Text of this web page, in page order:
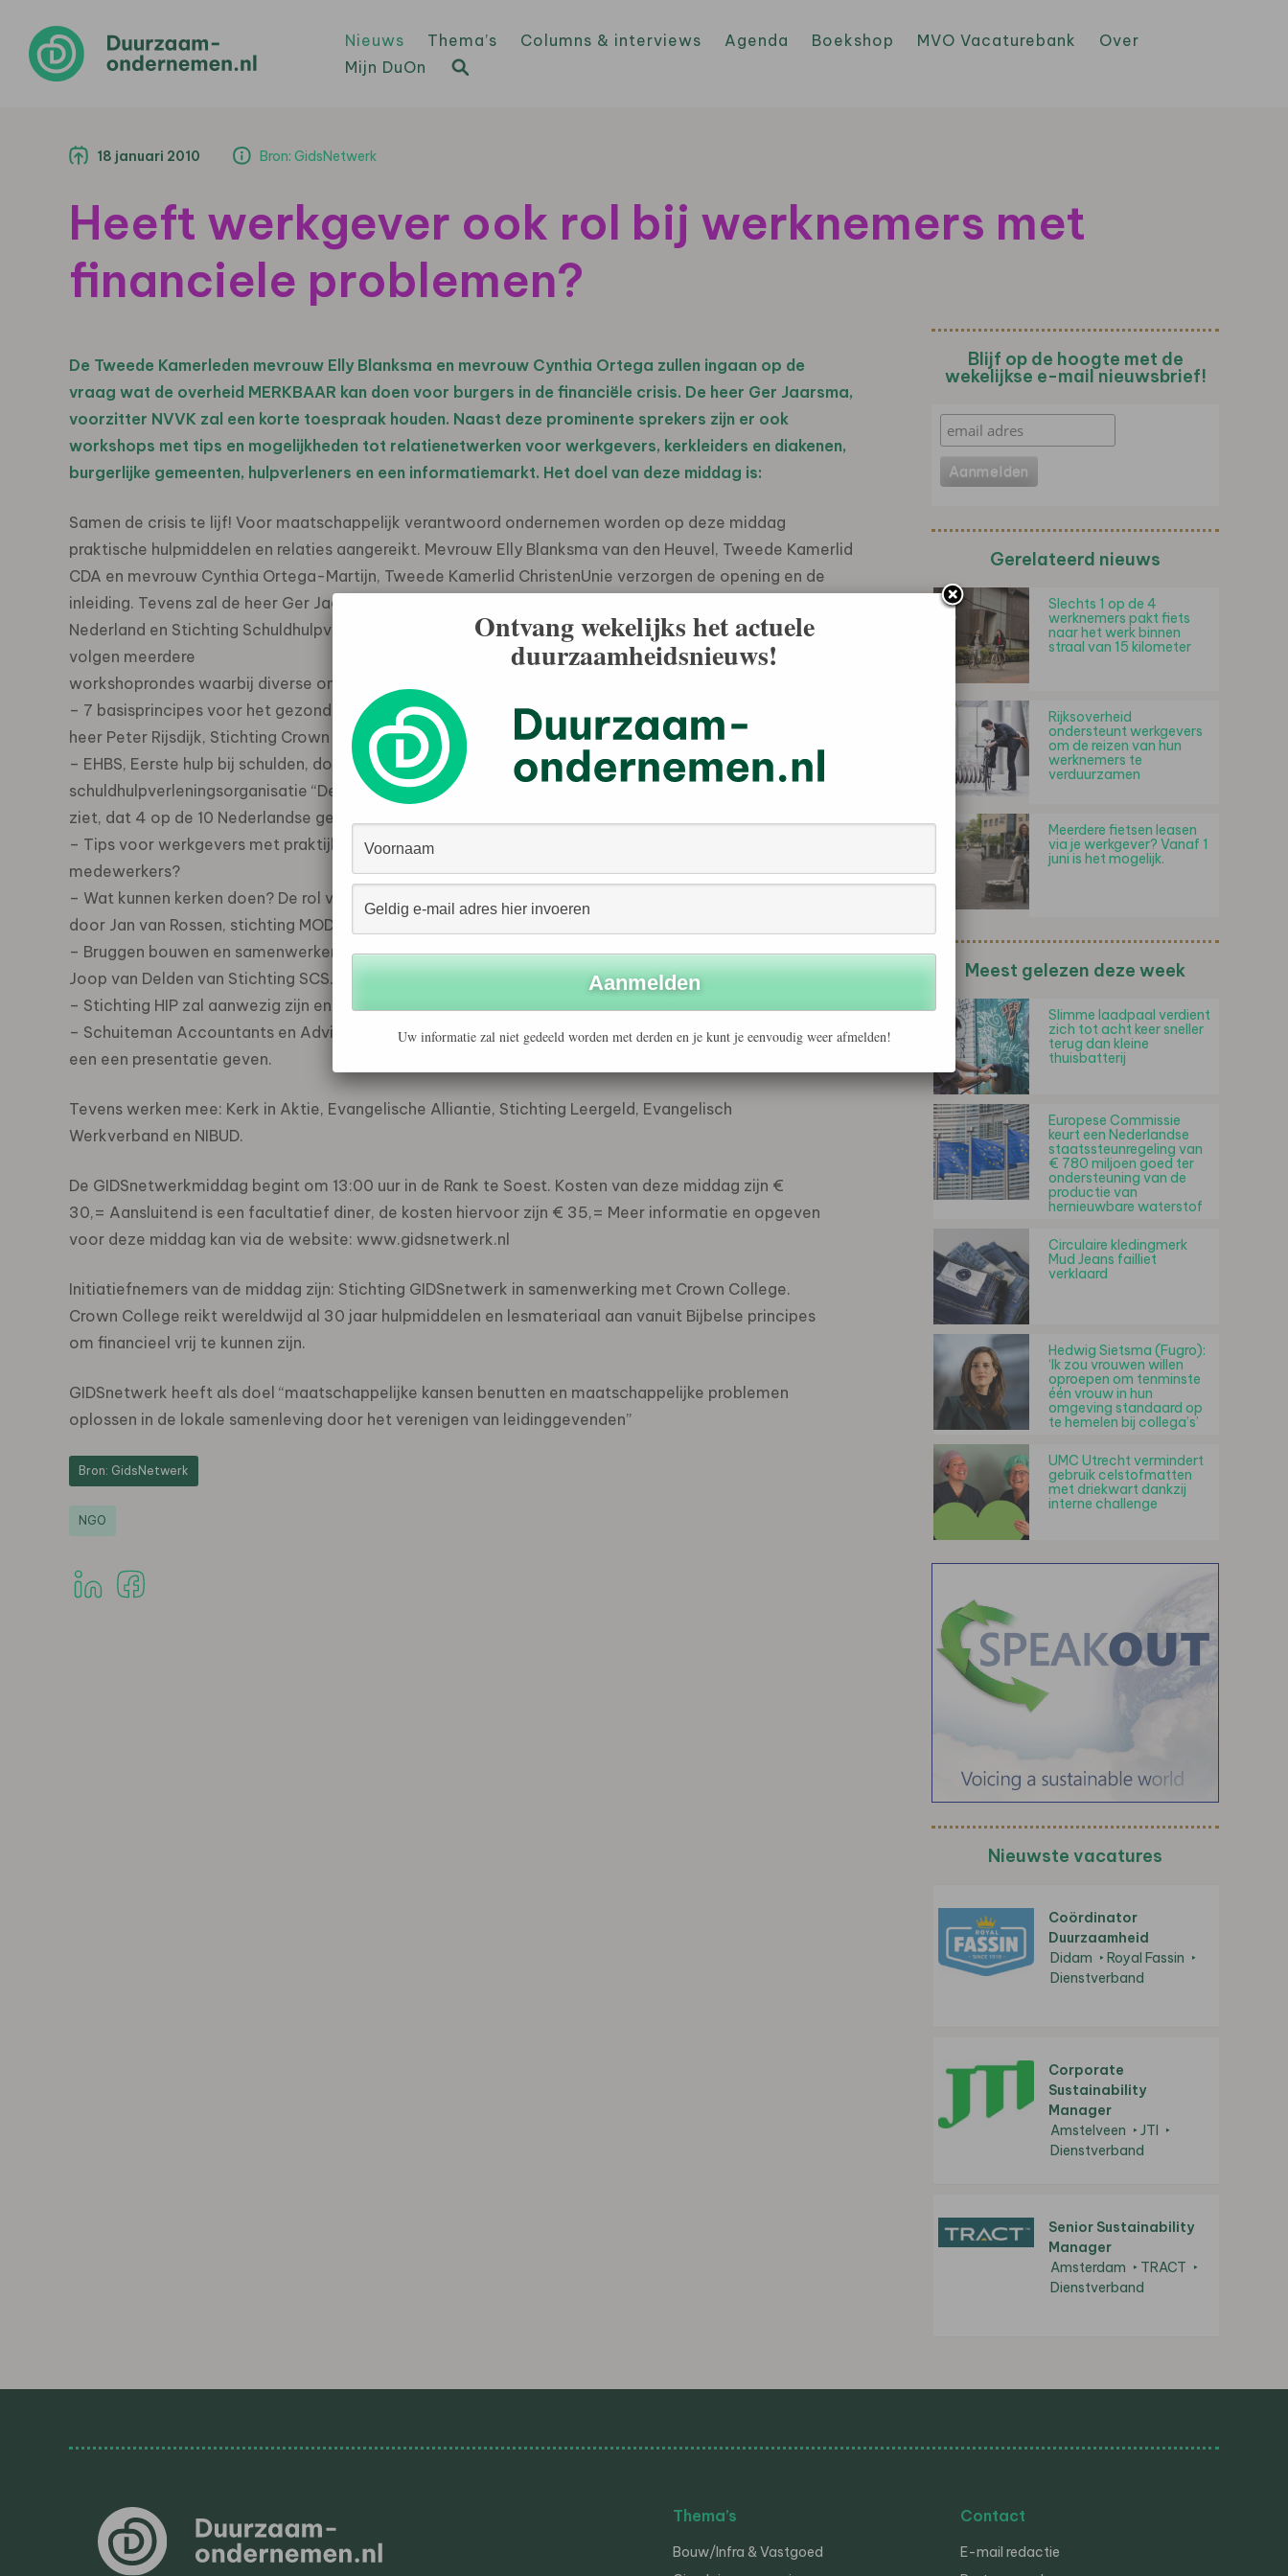
Nieuws Thema’s Columns & interviews Agenda Boekshop MVO Vacaturebank
Over
Mijn DuOn
18 januari 2010 Bron: GidsNetwerk
Heeft werkgever ook rol bij werknemers met
financiele problemen?
De Tweede Kamerleden mevrouw Elly Blanksma en mevrouw Cynthia Ortega zullen ingaan op de
vraag wat de overheid MERKBAAR kan doen voor burgers in de financiële crisis. De heer Ger Jaarsma,
voorzitter NVVK zal een korte toespraak houden. Naast deze prominente sprekers zijn er ook
workshops met tips en mogelijkheden tot relatienetwerken voor werkgevers, kerkleiders en diakenen,
burgerlijke gemeenten, hulpverleners en een informatiemarkt. Het doel van deze middag is:
Samen de crisis te lijf! Voor maatschappelijk verantwoord ondernemen worden op deze middag
praktische hulpmiddelen en relaties aangereikt. Mevrouw Elly Blanksma van den Heuvel, Tweede Kamerlid
CDA en mevrouw Cynthia Ortega-Martijn, Tweede Kamerlid ChristenUnie verzorgen de opening en de
inleiding. Tevens zal de heer Ger Jaarsma, voorzitter NVVK en directeur-bestuurder van de Kredietbank
Nederland en Stichting Schuldhulpverlening voor Ondernemers, een toespraak houden. Aansluitend
volgen meerdere
workshoprondes waarbij diverse onderwerpen aan bod komen:
– 7 basisprincipes voor het gezond managen van je eigen geld en bezit: “Jouw Geld Telt “, door de
heer Peter Rijsdijk, Stichting Crown Nederland.
– EHBS, Eerste hulp bij schulden, door de heer Peter Kuijpers, directeur van de landelijke
schuldhulpverleningsorganisatie “De Budgetteer”. Dit thema is actueel, wanneer men aan de cijfers
ziet, dat 4 op de 10 Nederlandse gezinnen momenteel niet met het budget rond blijkt te komen.
– Tips voor werkgevers met praktijkvoorbeelden: hoe kun je financieel betrokken zijn bij je
medewerkers?
– Wat kunnen kerken doen? De rol van een “Budget Buddy”, een getrainde vrijwilliger vanuit de kerk
door Jan van Rossen, stichting MODUS VIVENDI
– Bruggen bouwen en samenwerken in financiële crisis tussen overheden en kerken, door de heer
Joop van Delden van Stichting SCS.
– Stichting HIP zal aanwezig zijn en een presentatie geven.
– Schuiteman Accountants en Adviseurs zal in samenwerking met Gabriël Financiële Bescherming
een een presentatie geven.
Tevens werken mee: Kerk in Aktie, Evangelische Alliantie, Stichting Leergeld, Evangelisch
Werkverband en NIBUD.
De GIDSnetwerkmiddag begint om 13:00 uur in de Rank te Soest. Kosten van deze middag zijn €
30,= Aansluitend is een facultatief diner, de kosten hiervoor zijn € 35,= Meer informatie en opgeven
voor deze middag kan via de website: www.gidsnetwerk.nl
Initiatiefnemers van de middag zijn: Stichting GIDSnetwerk in samenwerking met Crown College.
Crown College reikt wereldwijd al 30 jaar hulpmiddelen en lesmateriaal aan vanuit Bijbelse principes
om financieel vrij te kunnen zijn.
GIDSnetwerk heeft als doel “maatschappelijke kansen benutten en maatschappelijke problemen
oplossen in de lokale samenleving door het verenigen van leidinggevenden”
Bron: GidsNetwerk
NGO
Blijf op de hoogte met de
wekelijkse e-mail nieuwsbrief!
Gerelateerd nieuws
Slechts 1 op de 4
werknemers pakt fiets
naar het werk binnen
straal van 15 kilometer
Rijksoverheid
ondersteunt werkgevers
om de reizen van hun
werknemers te
verduurzamen
Meerdere fietsen leasen
via je werkgever? Vanaf 1
juni is het mogelijk.
Meest gelezen deze week
Slimme laadpaal verdient
zich tot acht keer sneller
terug dan kleine
thuisbatterij
Europese Commissie
keurt een Nederlandse
staatssteunregeling van
€ 780 miljoen goed ter
ondersteuning van de
productie van
hernieuwbare waterstof
Circulaire kledingmerk
Mud Jeans failliet
verklaard
Hedwig Sietsma (Fugro):
‘Ik zou vrouwen willen
oproepen om tenminste
één vrouw in hun
omgeving standaard op
te hemelen bij collega’s’
UMC Utrecht vermindert
gebruik celstofmatten
met driekwart dankzij
interne challenge
Nieuwste vacatures
Coördinator
Duurzaamheid
Didam
Royal Fassin
Dienstverband
Corporate
Sustainability
Manager
Amstelveen
JTI
Dienstverband
Senior Sustainability
Manager
Amsterdam
TRACT
Dienstverband
Thema’s
Bouw/Infra & Vastgoed
Contact
E-mail redactie
Ontvang wekelijks het actuele
duurzaamheidsnieuws!
Uw informatie zal niet gedeeld worden met derden en je kunt je eenvoudig weer afmelden!